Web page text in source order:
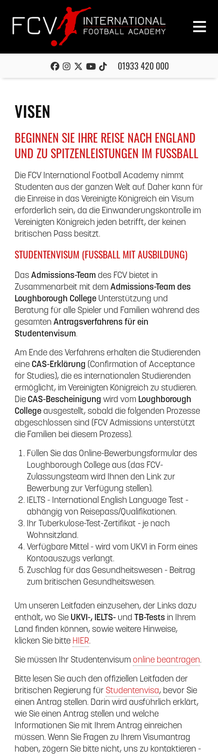
01933 420 000
VISEN
BEGINNEN SIE IHRE REISE NACH ENGLAND
UND ZU SPITZENLEISTUNGEN IM FUSSBALL
Die FCV International Football Academy nimmt
Studenten aus der ganzen Welt auf. Daher kann für
die Einreise in das Vereinigte Königreich ein Visum
erforderlich sein, da die Einwanderungskontrolle im
Vereinigten Königreich jeden betrifft, der keinen
britischen Pass besitzt.
STUDENTENVISUM (FUSSBALL MIT AUSBILDUNG)
Das Admissions-Team des FCV bietet in
Zusammenarbeit mit dem Admissions-Team des
Loughborough College Unterstützung und
Beratung für alle Spieler und Familien während des
gesamten Antragsverfahrens für ein
Studentenvisum.
Am Ende des Verfahrens erhalten die Studierenden
eine CAS-Erklärung (Confirmation of Acceptance
for Studies), die es internationalen Studierenden
ermöglicht, im Vereinigten Königreich zu studieren.
Die CAS-Bescheinigung wird vom Loughborough
College ausgestellt, sobald die folgenden Prozesse
abgeschlossen sind (FCV Admissions unterstützt
die Familien bei diesem Prozess).
Füllen Sie das Online-Bewerbungsformular des
Loughborough College aus (das FCV-
Zulassungsteam wird Ihnen den Link zur
Bewerbung zur Verfügung stellen).
IELTS - International English Language Test -
abhängig von Reisepass/Qualifikationen.
Ihr Tuberkulose-Test-Zertifikat - je nach
Wohnsitzland.
Verfügbare Mittel - wird vom UKVI in Form eines
Kontoauszugs verlangt.
Zuschlag für das Gesundheitswesen - Beitrag
zum britischen Gesundheitswesen.
Um unseren Leitfaden einzusehen, der Links dazu
enthält, wo Sie UKVI-, IELTS- und TB-Tests in Ihrem
Land finden können, sowie weitere Hinweise,
klicken Sie bitte HIER.
Sie müssen Ihr Studentenvisum online beantragen.
Bitte lesen Sie auch den offiziellen Leitfaden der
britischen Regierung für Studentenvisa, bevor Sie
einen Antrag stellen. Darin wird ausführlich erklärt,
wie Sie einen Antrag stellen und welche
Informationen Sie mit Ihrem Antrag einreichen
müssen. Wenn Sie Fragen zu Ihrem Visumantrag
haben, zögern Sie bitte nicht, uns zu kontaktieren -